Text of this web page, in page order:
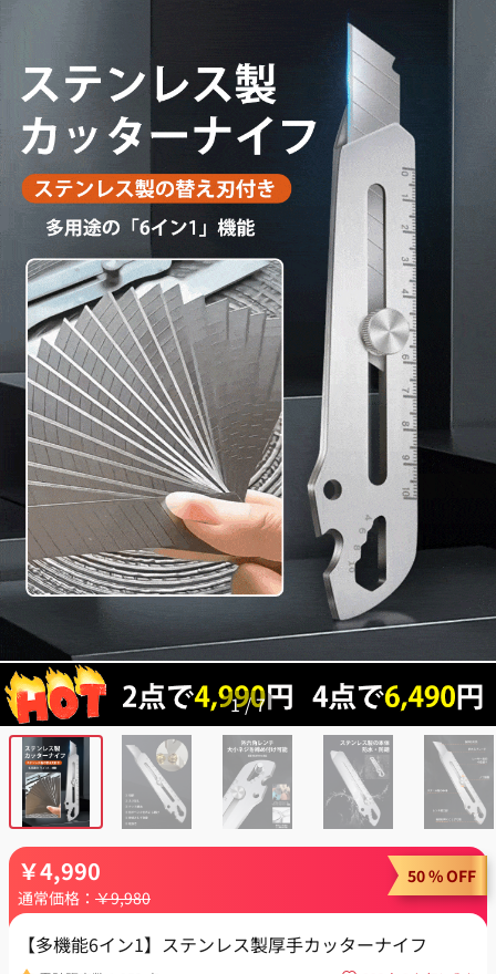
1/7
￥4,990
通常価格： ￥9,980
50 % OFF
【多機能6イン1】ステンレス製厚手カッターナイフ